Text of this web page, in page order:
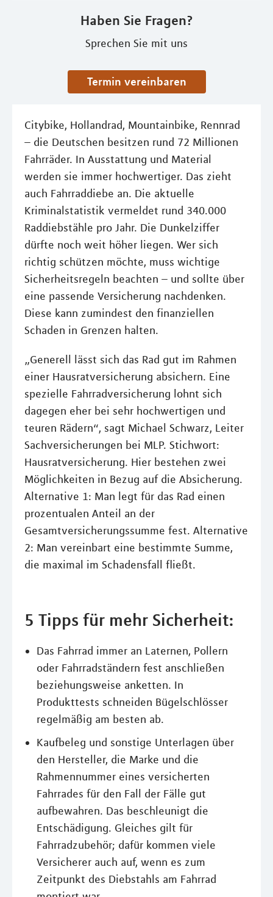
Haben Sie Fragen?
Sprechen Sie mit uns
Termin vereinbaren
Citybike, Hollandrad, Mountainbike, Rennrad
– die Deutschen besitzen rund 72 Millionen
Fahrräder. In Ausstattung und Material
werden sie immer hochwertiger. Das zieht
auch Fahrraddiebe an. Die aktuelle
Kriminalstatistik vermeldet rund 340.000
Raddiebstähle pro Jahr. Die Dunkelziffer
dürfte noch weit höher liegen. Wer sich
richtig schützen möchte, muss wichtige
Sicherheitsregeln beachten – und sollte über
eine passende Versicherung nachdenken.
Diese kann zumindest den finanziellen
Schaden in Grenzen halten.
„Generell lässt sich das Rad gut im Rahmen
einer Hausratversicherung absichern. Eine
spezielle Fahrradversicherung lohnt sich
dagegen eher bei sehr hochwertigen und
teuren Rädern“, sagt Michael Schwarz, Leiter
Sachversicherungen bei MLP. Stichwort:
Hausratversicherung. Hier bestehen zwei
Möglichkeiten in Bezug auf die Absicherung.
Alternative 1: Man legt für das Rad einen
prozentualen Anteil an der
Gesamtversicherungssumme fest. Alternative
2: Man vereinbart eine bestimmte Summe,
die maximal im Schadensfall fließt.
5 Tipps für mehr Sicherheit:
Das Fahrrad immer an Laternen, Pollern
oder Fahrradständern fest anschließen
beziehungsweise anketten. In
Produkttests schneiden Bügelschlösser
regelmäßig am besten ab.
Kaufbeleg und sonstige Unterlagen über
den Hersteller, die Marke und die
Rahmennummer eines versicherten
Fahrrades für den Fall der Fälle gut
aufbewahren. Das beschleunigt die
Entschädigung. Gleiches gilt für
Fahrradzubehör; dafür kommen viele
Versicherer auch auf, wenn es zum
Zeitpunkt des Diebstahls am Fahrrad